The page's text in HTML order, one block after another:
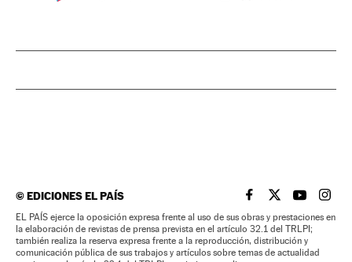
©EDICIONES EL PAÍS EL PAÍS BRASIL EN
EL PAÍSEL PAÍS
EL
EL PAÍS ejerce la oposición expresa frente al uso de sus obras y prestaciones en
la elaboración de revistas de prensa prevista en el artículo 32.1 del TRLPI;
también realiza la reserva expresa frente a la reproducción, distribución y
comunicación pública de sus trabajos y artículos sobre temas de actualidad